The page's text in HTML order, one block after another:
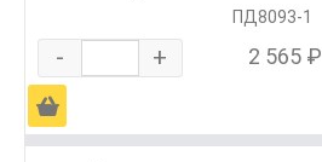
ПД8093-1
- + 2 565 ₽
Ä